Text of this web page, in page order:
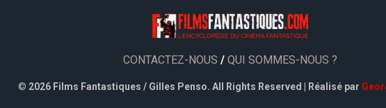
CONTACTEZ-NOUS / QUI SOMMES-NOUS ?
© 2026 Films Fantastiques / Gilles Penso. All Rights Reserved | Réalisé par